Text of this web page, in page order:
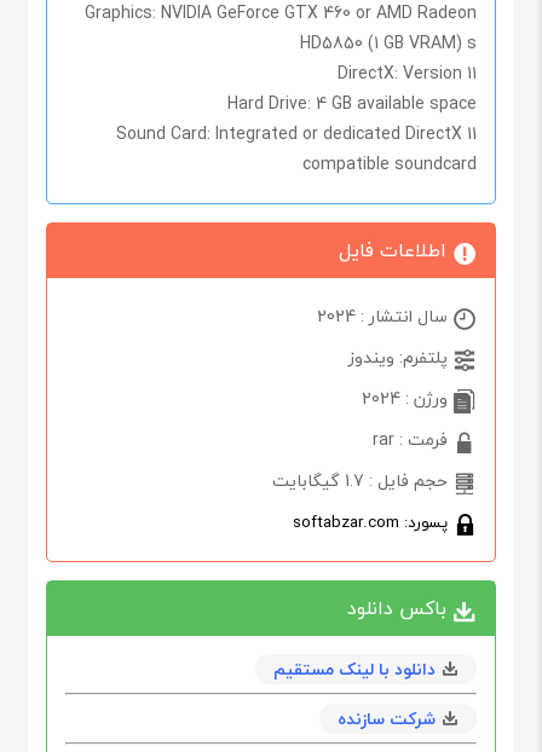
Graphics: NVIDIA GeForce GTX 460 or AMD Radeon
HD5850 (1 GB VRAM) s
DirectX: Version 11
Hard Drive: 4 GB available space
Sound Card: Integrated or dedicated DirectX 11
compatible soundcard
اطلاعات فایل
سال انتشار : 2024
پلتفرم: ویندوز
ورژن : 2024
فرمت : rar
حجم فایل : 1.7 گیگابایت
پسورد: softabzar.com
باکس دانلود
دانلود با لینک مستقیم
شرکت سازنده